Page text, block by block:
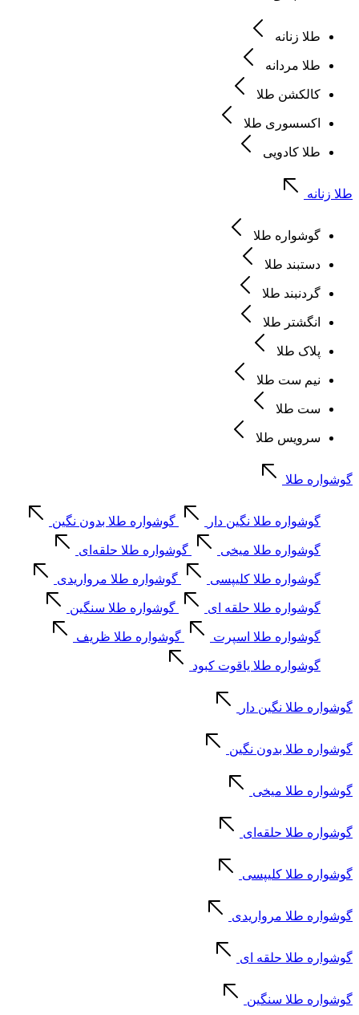
طلا زنانه
طلا مردانه
کالکشن طلا
اکسسوری طلا
طلا کادویی
طلا زنانه
گوشواره طلا
دستبند طلا
گردنبند طلا
انگشتر طلا
پلاک طلا
نیم ست طلا
ست طلا
سرویس طلا
گوشواره طلا
گوشواره طلا نگین دار گوشواره طلا بدون نگین
گوشواره طلا میخی گوشواره طلا حلقه‌ای
گوشواره طلا کلیپسی گوشواره طلا مرواریدی
گوشواره طلا حلقه ای گوشواره طلا سنگین
گوشواره طلا اسپرت گوشواره طلا ظریف
گوشواره طلا یاقوت کبود
گوشواره طلا نگین دار
گوشواره طلا بدون نگین
گوشواره طلا میخی
گوشواره طلا حلقه‌ای
گوشواره طلا کلیپسی
گوشواره طلا مرواریدی
گوشواره طلا حلقه ای
گوشواره طلا سنگین